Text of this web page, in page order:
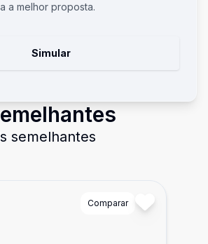
a melhor proposta.
Simular
semelhantes
Comparar